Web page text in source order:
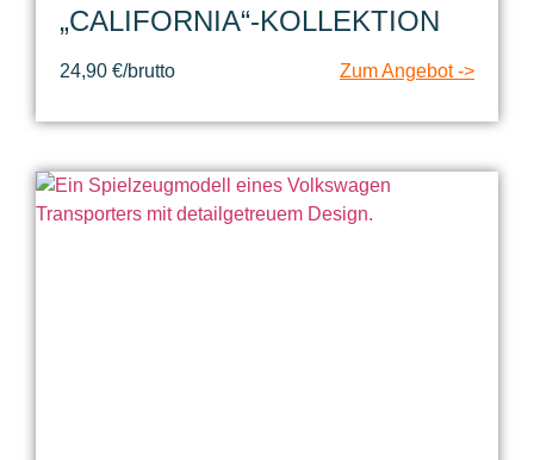
„CALIFORNIA“-KOLLEKTION
24,90 €/brutto Zum Angebot ->